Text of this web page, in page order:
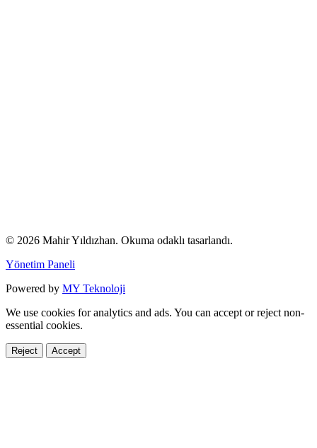
© 2026 Mahir Yıldızhan. Okuma odaklı tasarlandı.
Yönetim Paneli
Powered by MY Teknoloji
We use cookies for analytics and ads. You can accept or reject non-
essential cookies.
Reject Accept